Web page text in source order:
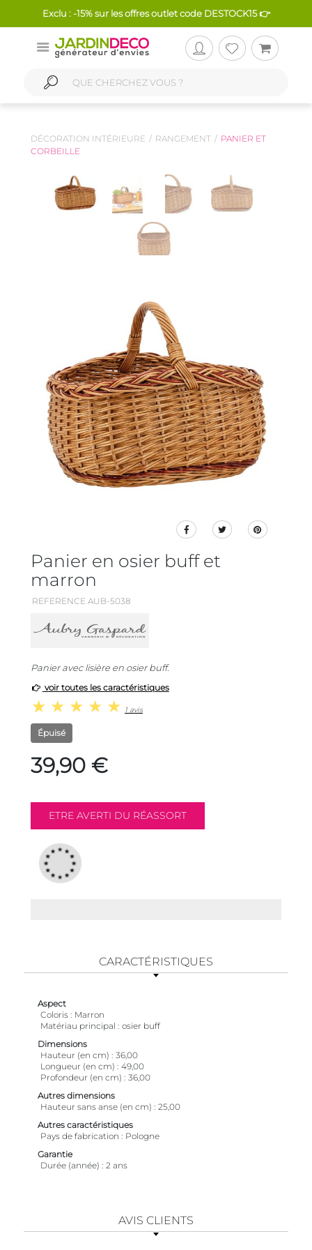
Exclu : -15% sur les offres outlet code DESTOCK15 👉
DÉCORATION INTÉRIEURE RANGEMENT
PANIER ET
CORBEILLE
Panier en osier buff et
marron
REFERENCE AUB-5038
Panier avec lisière en osier buff.
voir toutes les caractéristiques
1 avis
Épuisé
39,90 €
CARACTÉRISTIQUES
Aspect
Coloris
Marron
Matériau principal
osier buff
Dimensions
Hauteur (en cm)
36,00
Longueur (en cm)
49,00
Profondeur (en cm)
36,00
Autres dimensions
Hauteur sans anse (en cm)
25,00
Autres caractéristiques
Pays de fabrication
Pologne
Garantie
Durée (année)
2 ans
AVIS CLIENTS